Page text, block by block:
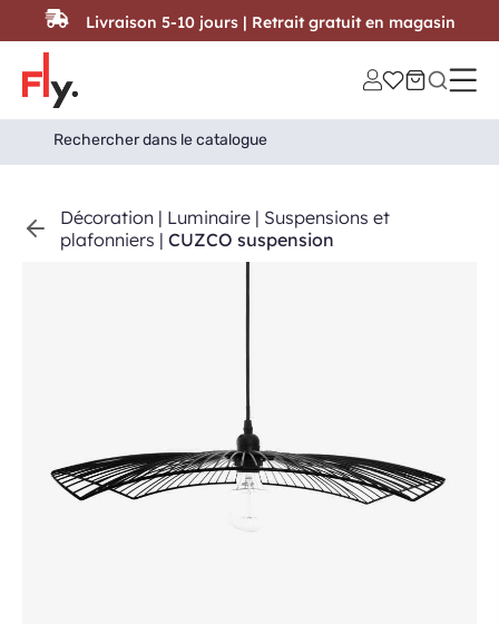
Passer au contenu
Search
for:
Search Button
Décoration | Luminaire | Suspensions et
plafonniers | CUZCO suspension
Livraison 5-10 jours | Retrait gratuit en magasin